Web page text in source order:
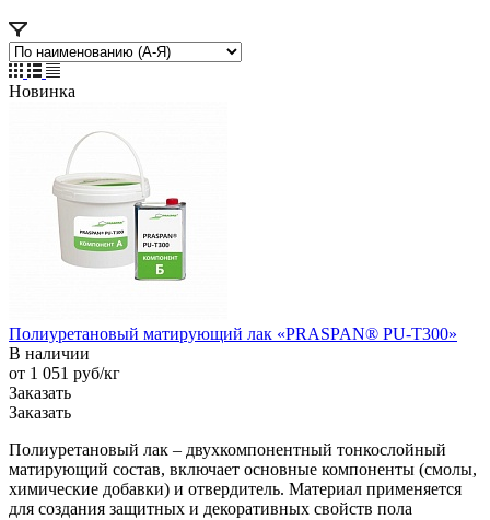
Новинка
Полиуретановый матирующий лак «PRASPAN® PU-T300»
В наличии
от 1 051 руб/кг
Заказать
Заказать
Полиуретановый лак – двухкомпонентный тонкослойный
матирующий состав, включает основные компоненты (смолы,
химические добавки) и отвердитель. Материал применяется
для создания защитных и декоративных свойств пола